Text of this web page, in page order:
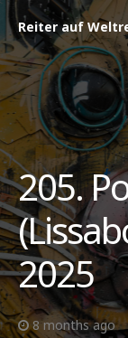
Reiter auf
205.
2025
8 months ago